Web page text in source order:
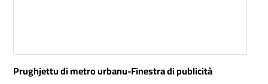
Prughjettu di metro urbanu-Finestra di publicità